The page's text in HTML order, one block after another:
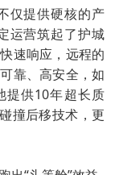
仅提供硬核的产
运营筑起了护城
速响应，远程的
靠、高安全，如
提供10年超长质
撞后移技术，更